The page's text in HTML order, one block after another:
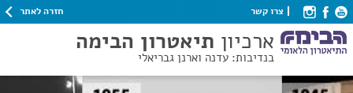
צרו קשר חזרה לאתר
ארכיון תיאטרון הבימה
בנדיבות: עדנה וארנן גבריאלי